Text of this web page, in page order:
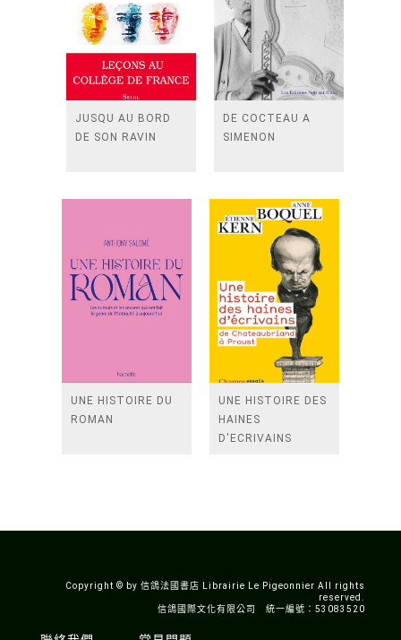
JUSQU AU BORD
DE SON RAVIN
DE COCTEAU A
SIMENON
UNE HISTOIRE DU
ROMAN
UNE HISTOIRE DES
HAINES
D'ECRIVAINS
Copyright © by 信鴿法國書店 Librairie Le Pigeonnier All rights
reserved.
信鴿國際文化有限公司 統一編號：53083520